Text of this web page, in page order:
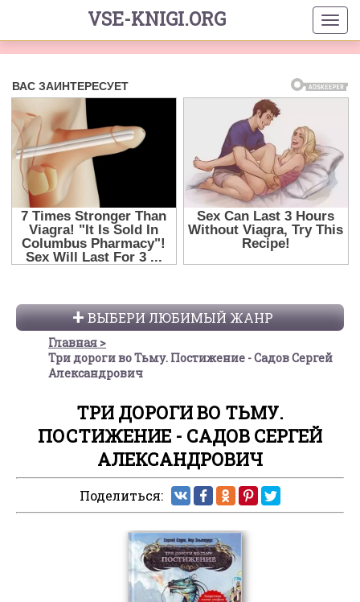
VSE-KNIGI.ORG
ВЫБЕРИ ЛЮБИМЫЙ ЖАНР
Главная
Три дороги во Тьму. Постижение - Садов Сергей
Александрович
ТРИ ДОРОГИ ВО ТЬМУ.
ПОСТИЖЕНИЕ - САДОВ СЕРГЕЙ
АЛЕКСАНДРОВИЧ
Поделиться: